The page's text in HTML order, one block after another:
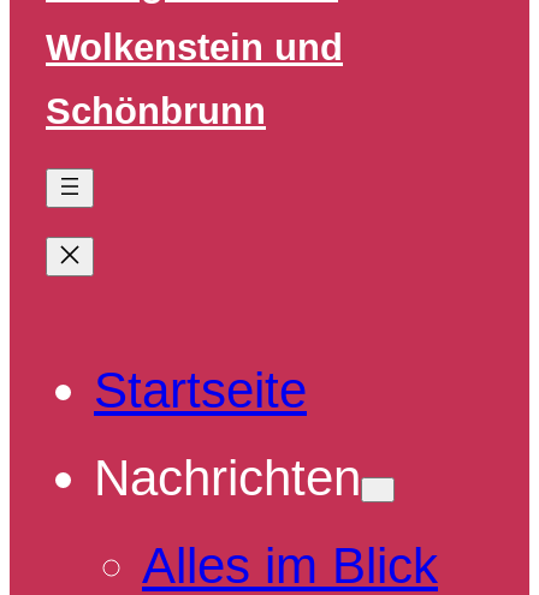
Wolkenstein und
Schönbrunn
Startseite
Nachrichten
Alles im Blick